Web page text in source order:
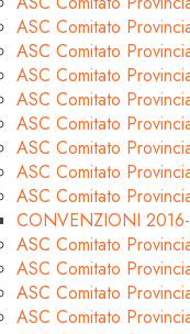
ASC Comitato
ASC Comitato
ASC Comitato
ASC Comitato
ASC Comitato
ASC Comitato
ASC Comitato
ASC Comitato
CONVENZIONI
ASC Comitato
ASC Comitato
ASC Comitato
ASC Comitato